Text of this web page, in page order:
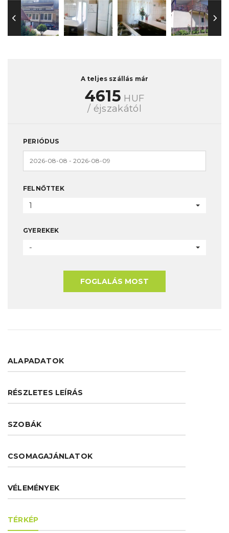
A teljes szállás már
4615 HUF
/ éjszakától
PERIÓDUS
FELNŐTTEK
1
GYEREKEK
-
FOGLALÁS MOST
ALAPADATOK
RÉSZLETES LEÍRÁS
SZOBÁK
CSOMAGAJÁNLATOK
VÉLEMÉNYEK
TÉRKÉP